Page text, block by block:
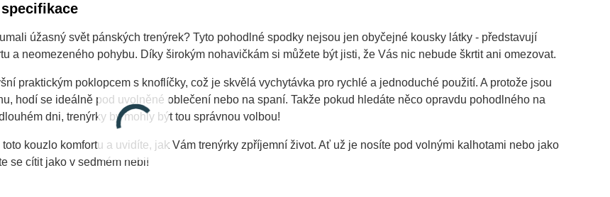
úžasný svět pánských trenýrek? Tyto pohodlné spodky nejsou jen obyčejné kousky látky - představují
a neomezeného pohybu. Díky širokým nohavičkám si můžete být jisti, že Vás nic nebude škrtit ani omezovat.
praktickým poklopcem s knoflíčky, což je skvělá vychytávka pro rychlé a jednoduché použití. A protože jsou
hodí se ideálně pod uvolněné oblečení nebo na spaní. Takže pokud hledáte něco opravdu pohodlného na
dni, trenýrky by mohly být tou správnou volbou!
kouzlo komfortu a uvidíte, jak Vám trenýrky zpříjemní život. Ať už je nosíte pod volnými kalhotami nebo jako
se cítit jako v sedmém nebi!